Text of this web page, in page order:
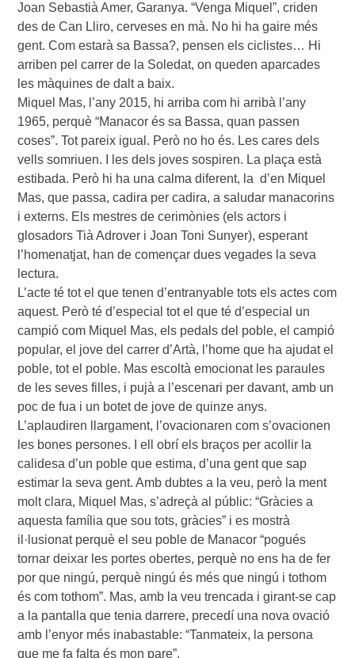
Joan Sebastià Amer, Garanya. “Venga Miquel”, criden
des de Can Lliro, cerveses en mà. No hi ha gaire més
gent. Com estarà sa Bassa?, pensen els ciclistes… Hi
arriben pel carrer de la Soledat, on queden aparcades
les màquines de dalt a baix.
Miquel Mas, l’any 2015, hi arriba com hi arribà l’any
1965, perquè “Manacor és sa Bassa, quan passen
coses”. Tot pareix igual. Però no ho és. Les cares dels
vells somriuen. I les dels joves sospiren. La plaça està
estibada. Però hi ha una calma diferent, la d’en Miquel
Mas, que passa, cadira per cadira, a saludar manacorins
i externs. Els mestres de cerimònies (els actors i
glosadors Tià Adrover i Joan Toni Sunyer), esperant
l’homenatjat, han de començar dues vegades la seva
lectura.
L’acte té tot el que tenen d’entranyable tots els actes com
aquest. Però té d’especial tot el que té d’especial un
campió com Miquel Mas, els pedals del poble, el campió
popular, el jove del carrer d’Artà, l’home que ha ajudat el
poble, tot el poble. Mas escoltà emocionat les paraules
de les seves filles, i pujà a l’escenari per davant, amb un
poc de fua i un botet de jove de quinze anys.
L’aplaudiren llargament, l’ovacionaren com s’ovacionen
les bones persones. I ell obrí els braços per acollir la
calidesa d’un poble que estima, d’una gent que sap
estimar la seva gent. Amb dubtes a la veu, però la ment
molt clara, Miquel Mas, s’adreçà al públic: “Gràcies a
aquesta família que sou tots, gràcies” i es mostrà
il·lusionat perquè el seu poble de Manacor “pogués
tornar deixar les portes obertes, perquè no ens ha de fer
por que ningú, perquè ningú és més que ningú i tothom
és com tothom”. Mas, amb la veu trencada i girant-se cap
a la pantalla que tenia darrere, precedí una nova ovació
amb l’enyor més inabastable: “Tanmateix, la persona
que me fa falta és mon pare”.